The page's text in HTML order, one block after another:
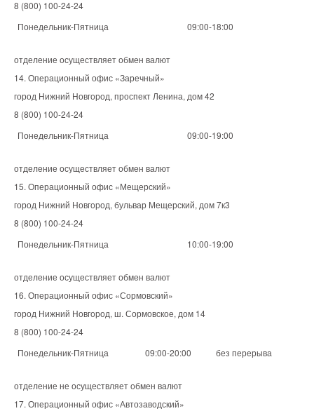
8 (800) 100-24-24
Понедельник-Пятница
09:00-18:00
отделение осуществляет обмен валют
14. Операционный офис «Заречный»
город Нижний Новгород, проспект Ленина, дом 42
8 (800) 100-24-24
Понедельник-Пятница
09:00-19:00
отделение осуществляет обмен валют
15. Операционный офис «Мещерский»
город Нижний Новгород, бульвар Мещерский, дом 7к3
8 (800) 100-24-24
Понедельник-Пятница
10:00-19:00
отделение осуществляет обмен валют
16. Операционный офис «Сормовский»
город Нижний Новгород, ш. Сормовское, дом 14
8 (800) 100-24-24
Понедельник-Пятница
09:00-20:00 без перерыва
отделение не осуществляет обмен валют
17. Операционный офис «Автозаводский»